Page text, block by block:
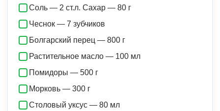
Соль — 2 ст.л. Сахар — 80 г
Чеснок — 7 зубчиков
Болгарский перец — 800 г
Растительное масло — 100 мл
Помидоры — 500 г
Морковь — 300 г
Столовый уксус — 80 мл